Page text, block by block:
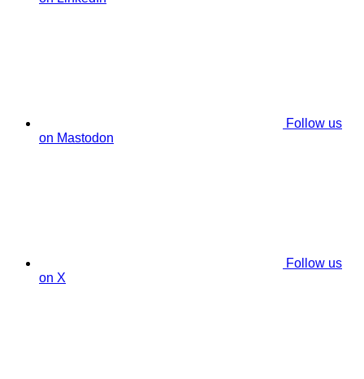
Follow us
on Mastodon
Follow us
on X